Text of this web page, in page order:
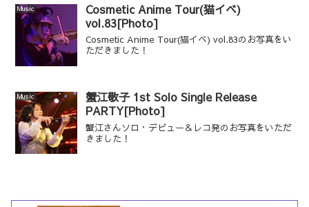
Music
Cosmetic Anime Tour(猫イベ)
vol.83[Photo]
Cosmetic Anime Tour(猫イベ) vol.83のお写真をい
ただきました！
Music
蟹江敬子 1st Solo Single Release
PARTY[Photo]
蟹江さんソロ・デビュー＆レコ発のお写真をいただ
きました！